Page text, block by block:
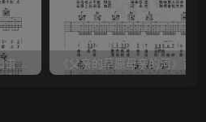
《天际》吉他简谱G调弹唱谱（姜玉阳）